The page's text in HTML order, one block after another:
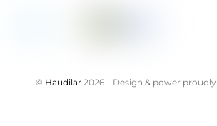
© Haudilar2026 Design & power